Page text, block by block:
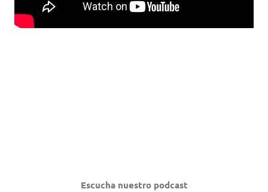
Escucha nuestro podcast